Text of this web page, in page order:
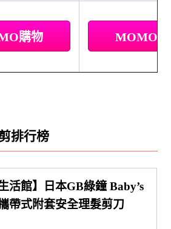
購物 MOMO
排行榜
活館】日本GB綠鐘 Baby’s
帶式附套安全理髮剪刀